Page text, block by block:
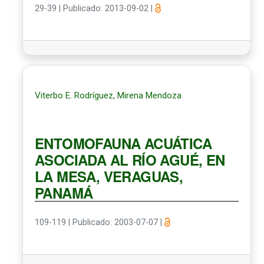
29-39 Publicado: 2013-09-02
Viterbo E. Rodríguez, Mirena Mendoza
ENTOMOFAUNA ACUÁTICA
ASOCIADA AL RÍO AGUÉ, EN
LA MESA, VERAGUAS,
PANAMÁ
109-119 Publicado: 2003-07-07